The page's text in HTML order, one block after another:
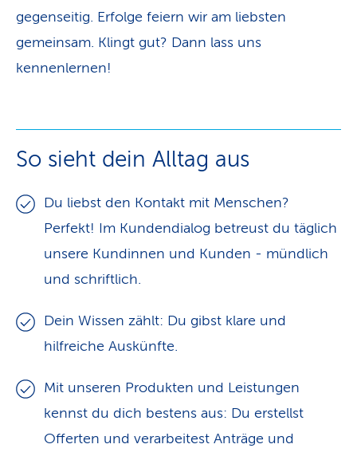
gegenseitig. Erfolge feiern wir am liebsten
gemeinsam. Klingt gut? Dann lass uns
kennenlernen!
So sieht dein Alltag aus
Du liebst den Kontakt mit Menschen?
Perfekt! Im Kundendialog betreust du täglich
unsere Kundinnen und Kunden - mündlich
und schriftlich.
Dein Wissen zählt: Du gibst klare und
hilfreiche Auskünfte.
Mit unseren Produkten und Leistungen
kennst du dich bestens aus: Du erstellst
Offerten und verarbeitest Anträge und